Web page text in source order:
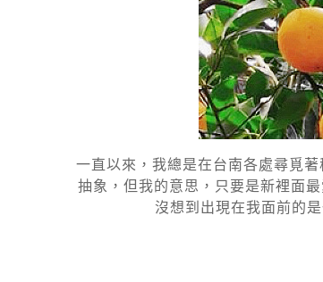
一直以來，我總是在台南各處尋覓
抽象，但我的意思，只要是新裡面
沒想到出現在我面前的